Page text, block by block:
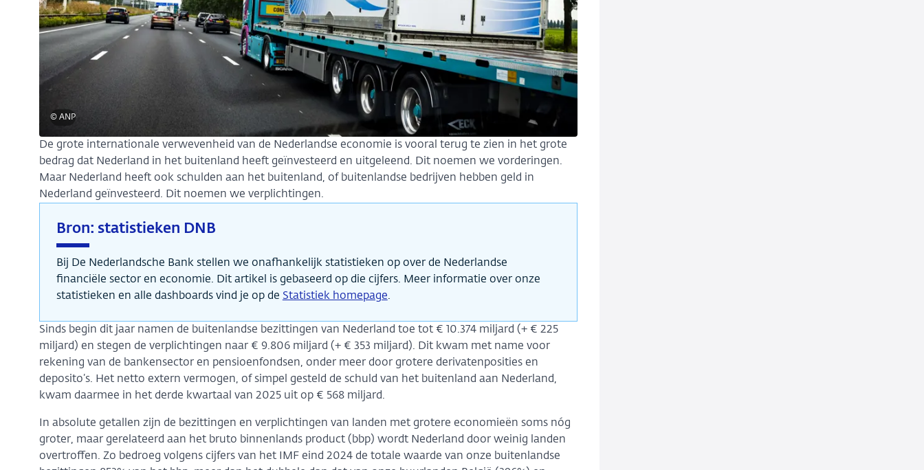
© ANP
De grote internationale verwevenheid van de Nederlandse economie is vooral terug te zien in het grote
bedrag dat Nederland in het buitenland heeft geïnvesteerd en uitgeleend. Dit noemen we vorderingen.
Maar Nederland heeft ook schulden aan het buitenland, of buitenlandse bedrijven hebben geld in
Nederland geïnvesteerd. Dit noemen we verplichtingen.
Bron: statistieken DNB
Bij De Nederlandsche Bank stellen we onafhankelijk statistieken op over de Nederlandse
financiële sector en economie. Dit artikel is gebaseerd op die cijfers. Meer informatie over onze
statistieken en alle dashboards vind je op de Statistiek homepage.
Sinds begin dit jaar namen de buitenlandse bezittingen van Nederland toe tot € 10.374 miljard (+ € 225
miljard) en stegen de verplichtingen naar € 9.806 miljard (+ € 353 miljard). Dit kwam met name voor
rekening van de bankensector en pensioenfondsen, onder meer door grotere derivatenposities en
deposito’s. Het netto extern vermogen, of simpel gesteld de schuld van het buitenland aan Nederland,
kwam daarmee in het derde kwartaal van 2025 uit op € 568 miljard.
In absolute getallen zijn de bezittingen en verplichtingen van landen met grotere economieën soms nóg
groter, maar gerelateerd aan het bruto binnenlands product (bbp) wordt Nederland door weinig landen
overtroffen. Zo bedroeg volgens cijfers van het IMF eind 2024 de totale waarde van onze buitenlandse